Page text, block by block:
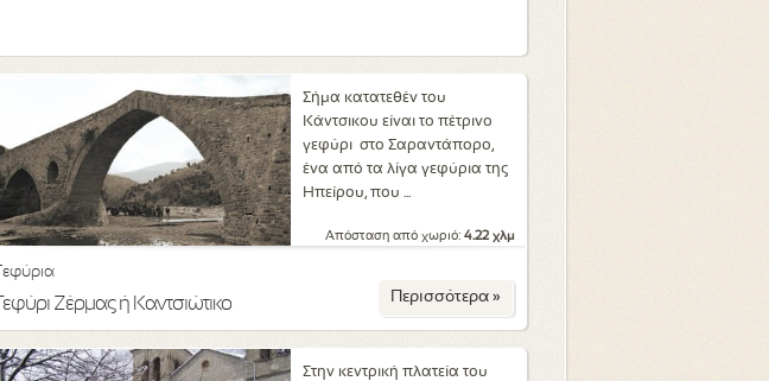
Σήμα κατατεθέν του
Κάντσικου είναι το πέτρινο
γεφύρι στο Σαραντάπορο,
ένα από τα λίγα γεφύρια της
Ηπείρου, που ...
Απόσταση από χωριό: 4.22 χλμ
Γεφύρια
Γεφύρι Ζέρμας ή Καντσιώτικο Περισσότερα »
Στην κεντρική πλατεία του